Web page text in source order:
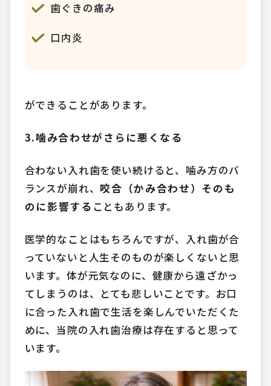
歯ぐきの痛み
口内炎
ができることがあります。
3.噛み合わせがさらに悪くなる
合わない入れ歯を使い続けると、噛み方のバ
ランスが崩れ、 咬合（かみ合わせ）そのも
のに影響する こともあります。
医学的なことはもちろんですが、入れ歯が合
っていないと人生そのものが楽しくないと思
います。体が元気なのに、健康から遠ざかっ
てしまうのは、とても悲しいことです。お口
に合った入れ歯で生活を楽しんでいただくた
めに、当院の入れ歯治療は存在すると思って
います。